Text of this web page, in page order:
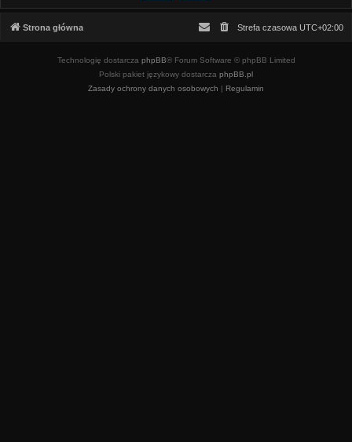
Strona główna Strefa czasowa UTC+02:00
Technologię dostarcza phpBB® Forum Software © phpBB Limited
Polski pakiet językowy dostarcza phpBB.pl
Zasady ochrony danych osobowych | Regulamin